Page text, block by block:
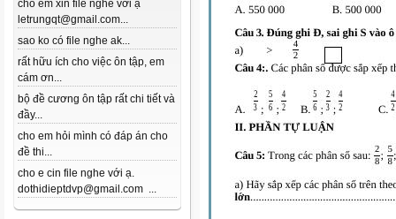
cho em xin file nghe với ạ
letrungqt@gmail.com...
sao ko có file nghe ak...
rất hữu ích cho việc ôn tập, em
cám ơn...
bộ đề cương ôn tập rất chi tiết và
đầy...
cho em hỏi mình có đáp án cho
đề thi...
cho e cin file nghe với ạ.
dothidieptdvp@gmail.com ...